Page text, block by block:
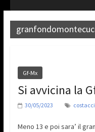
Gf-Mx
Si avvicina la
30/05/2023
Meno 13 e poi sara’ il